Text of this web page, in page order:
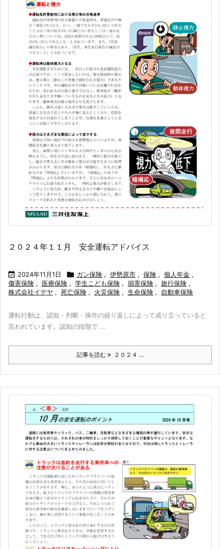
２０２４年１１月 安全運転アドバイス
 2024年11月1日  ガン保険 , 伊勢原市 , 保険 , 個人年金 ,
傷害保険 , 医療保険 , 学生こども保険 , 損害保険 , 旅行保険 ,
株式会社イデヤ , 死亡保険 , 火災保険 , 生命保険 , 自動車保険
運転行動は、認知・判断・操作の繰り返しによって成り立っていると
言われています。認知の段階で ...
記事を読む ２０２４ ...